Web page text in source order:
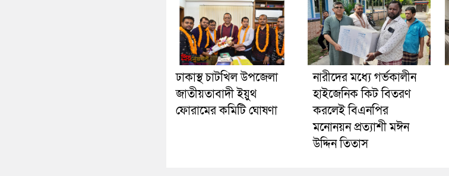
ঢাকাস্থ চাটখিল উপজেলা
জাতীয়তাবাদী ইয়ুথ
ফোরামের কমিটি ঘোষণা
নারীদের মধ্যে গর্ভকালীন
হাইজেনিক কিট বিতরণ
করলেই বিএনপির
মনোনয়ন প্রত্যাশী মঈন
উদ্দিন তিতাস